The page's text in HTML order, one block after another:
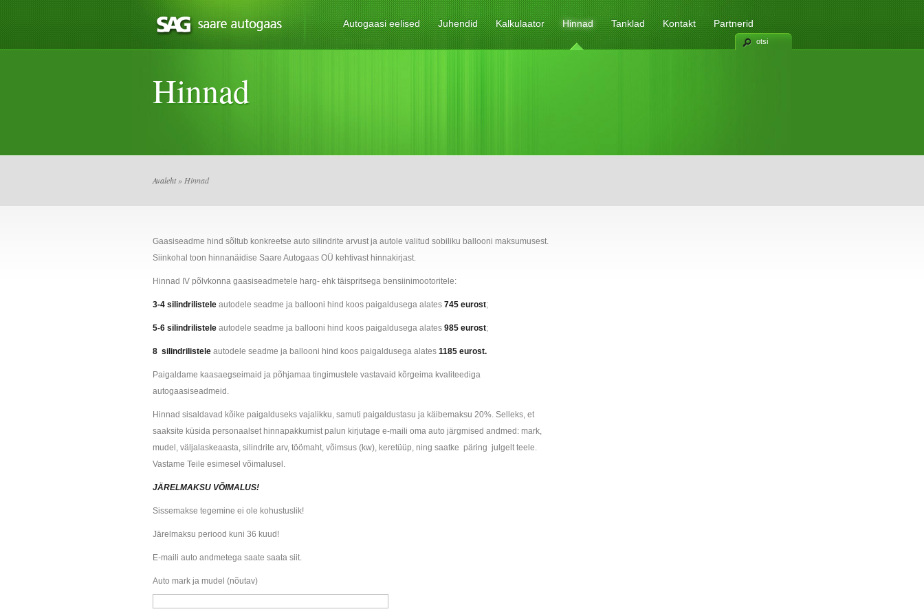
Autogaasi eelised Juhendid Kalkulaator Hinnad Tanklad Kontakt Partnerid
otsi
Hinnad
Avaleht» Hinnad
Gaasiseadme hind sõltub konkreetse auto silindrite arvust ja autole valitud sobiliku ballooni maksumusest.
Siinkohal toon hinnanäidise Saare Autogaas OÜ kehtivast hinnakirjast.
Hinnad IV põlvkonna gaasiseadmetele harg- ehk täispritsega bensiinimootoritele:
3-4 silindrilistele autodele seadme ja ballooni hind koos paigaldusega alates 745 eurost;
5-6 silindrilistele autodele seadme ja ballooni hind koos paigaldusega alates 985 eurost;
8 silindrilistele autodele seadme ja ballooni hind koos paigaldusega alates 1185 eurost.
Paigaldame kaasaegseimaid ja põhjamaa tingimustele vastavaid kõrgeima kvaliteediga
autogaasiseadmeid.
Hinnad sisaldavad kõike paigalduseks vajalikku, samuti paigaldustasu ja käibemaksu 20%. Selleks, et
saaksite küsida personaalset hinnapakkumist palun kirjutage e-maili oma auto järgmised andmed: mark,
mudel, väljalaskeaasta, silindrite arv, töömaht, võimsus (kw), keretüüp, ning saatke päring julgelt teele.
Vastame Teile esimesel võimalusel.
JÄRELMAKSU VÕIMALUS!
Sissemakse tegemine ei ole kohustuslik!
Järelmaksu periood kuni 36 kuud!
E-maili auto andmetega saate saata siit.
Auto mark ja mudel (nõutav)